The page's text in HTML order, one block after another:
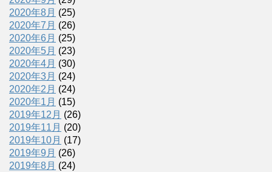
2020年8月 (25)
2020年7月 (26)
2020年6月 (25)
2020年5月 (23)
2020年4月 (30)
2020年3月 (24)
2020年2月 (24)
2020年1月 (15)
2019年12月 (26)
2019年11月 (20)
2019年10月 (17)
2019年9月 (26)
2019年8月 (24)